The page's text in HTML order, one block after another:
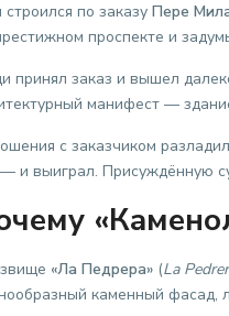
по заказу Пере
проспекте и
принял заказ и вышел
манифест —
с заказчиком
— и выиграл. Присуждённую
«Ла Педрера» (La
каменный фасад,